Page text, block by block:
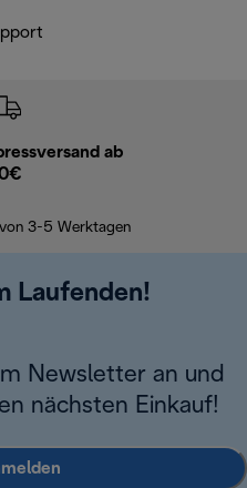
ab
3-5 Werktagen
Laufenden!
Newsletter an und
nächsten Einkauf!